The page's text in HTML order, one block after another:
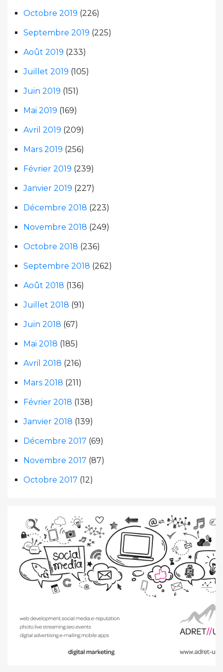
Octobre 2019 (226)
Septembre 2019 (225)
Août 2019 (233)
Juillet 2019 (105)
Juin 2019 (151)
Mai 2019 (169)
Avril 2019 (209)
Mars 2019 (256)
Février 2019 (239)
Janvier 2019 (227)
Décembre 2018 (223)
Novembre 2018 (249)
Octobre 2018 (236)
Septembre 2018 (262)
Août 2018 (136)
Juillet 2018 (91)
Juin 2018 (67)
Mai 2018 (185)
Avril 2018 (216)
Mars 2018 (211)
Février 2018 (138)
Janvier 2018 (139)
Décembre 2017 (69)
Novembre 2017 (87)
Octobre 2017 (12)